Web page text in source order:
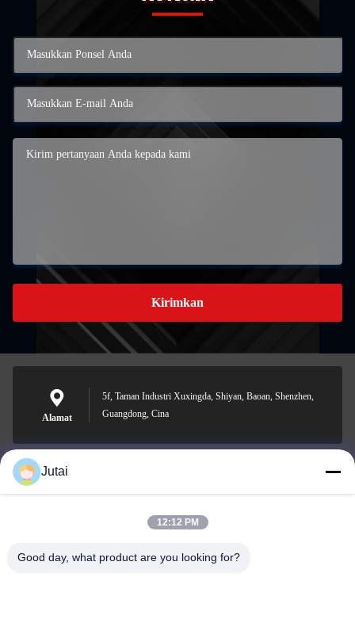
Kirimkan
Alamat
5f, Taman Industri Xuxingda, Shiyan, Baoan, Shenzhen,
Guangdong, Cina
jutaisales18@gmail.com
Jutai
12:12 PM
Good day, what product are you looking for?